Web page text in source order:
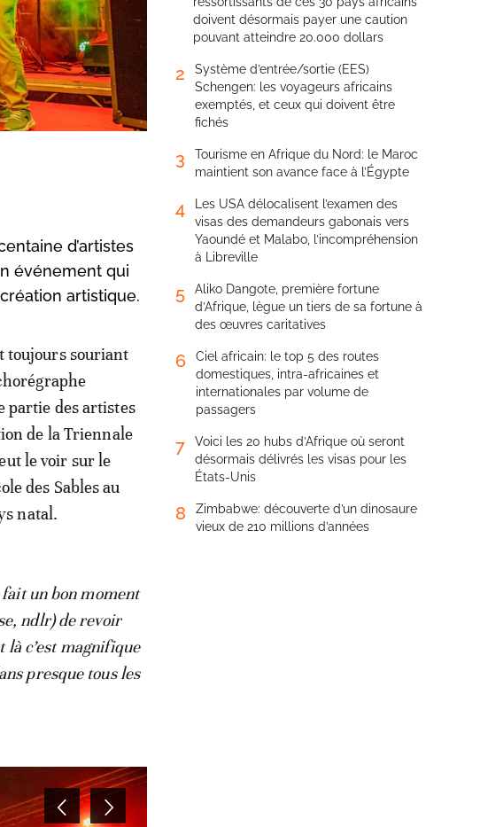
d’artistes
événement qui
artistique.
toujours souriant
partie des artistes
de la Triennale
le voir sur le
des Sables au
natal.
fait un bon moment
ndlr) de revoir
c’est magnifique
presque tous les
doivent désormais payer une caution
pouvant atteindre 20.000 dollars
2
Système d’entrée/sortie (EES)
Schengen: les voyageurs africains
exemptés, et ceux qui doivent être
fichés
3
Tourisme en Afrique du Nord: le Maroc
maintient son avance face à l’Égypte
4
Les USA délocalisent l’examen des
visas des demandeurs gabonais vers
Yaoundé et Malabo, l’incompréhension
à Libreville
5
Aliko Dangote, première fortune
d’Afrique, lègue un tiers de sa fortune à
des œuvres caritatives
6
Ciel africain: le top 5 des routes
domestiques, intra-africaines et
internationales par volume de
passagers
7
Voici les 20 hubs d’Afrique où seront
désormais délivrés les visas pour les
États-Unis
8
Zimbabwe: découverte d’un dinosaure
vieux de 210 millions d’années